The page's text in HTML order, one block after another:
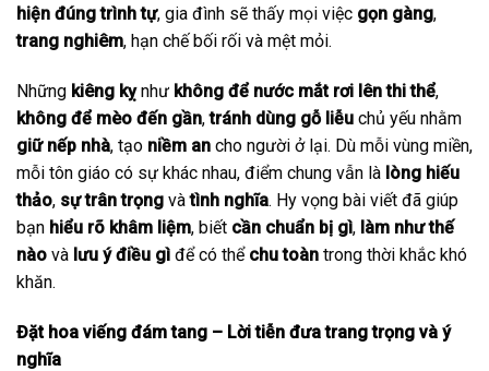
hiện đúng trình tự, gia đình sẽ thấy mọi việc gọn gàng,
trang nghiêm, hạn chế bối rối và mệt mỏi.
Những kiêng kỵnhư không để nước mắt rơi lên thi thể,
không để mèo đến gần,tránh dùng gỗ liễu chủ yếu nhằm
giữ nếp nhà, tạo niềm an cho người ở lại. Dù mỗi vùng miền,
mỗi tôn giáo có sự khác nhau, điểm chung vẫn là lòng hiếu
thảo, sự trân trọng vàtình nghĩa. Hy vọng bài viết đã giúp
bạn hiểu rõ khâm liệm, biết cần chuẩn bị gì, làm như thế
nào và lưu ý điều gì để có thể chu toàn trong thời khắc khó
khăn.
Đặt hoa viếng đám tang – Lời tiễn đưa trang trọng và ý
nghĩa